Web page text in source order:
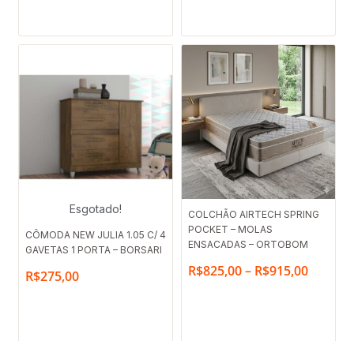
Esgotado!
CÔMODA NEW JULIA 1.05 C/ 4
GAVETAS 1 PORTA – BORSARI
R$275,00
COLCHÃO AIRTECH SPRING
POCKET – MOLAS
ENSACADAS – ORTOBOM
R$825,00– R$915,00
Faixa